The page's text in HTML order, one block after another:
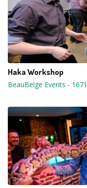
Haka Workshop
BeauBelge Events -